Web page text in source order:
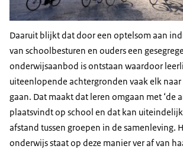
Daaruit blijkt dat door een optelsom aan
van schoolbesturen en ouders een
onderwijsaanbod is ontstaan waardoor
uiteenlopende achtergronden vaak elk
gaan. Dat maakt dat leren omgaan met ‘de
plaatsvindt op school en dat kan
afstand tussen groepen in de samenleving.
onderwijs staat op deze manier ver af van